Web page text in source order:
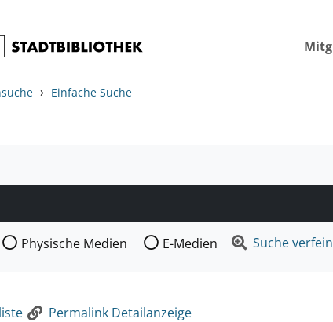
› Einfache Suche
die Medienart nach der Sie suchen wollen.
Physische Medien E-Medien Suche
Permalink Detailanzeige